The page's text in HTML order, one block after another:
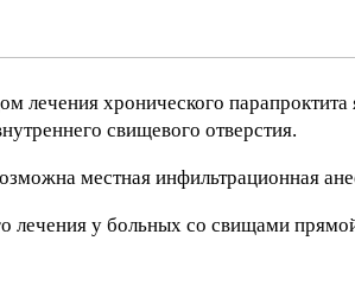
лечения хронического парапроктита
свищевого отверстия.
местная инфильтрационная
лечения у больных со свищами